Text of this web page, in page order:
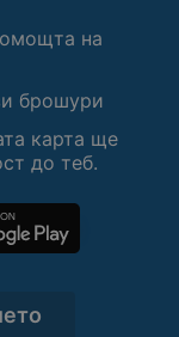
на
брошури
карта ще
до теб.